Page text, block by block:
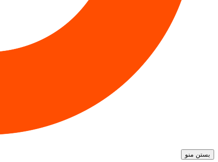
بستن منو